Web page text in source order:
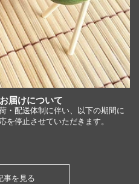
届けについて
・配送体制に伴い、以下の期間に
停止させていただきます。
事を見る